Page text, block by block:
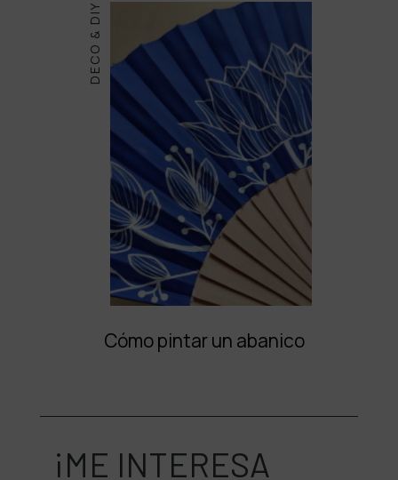
DECO & DIY
Cómo pintar un abanico
¡ME INTERESA